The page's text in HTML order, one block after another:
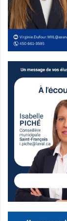
Un
Les
soutien
gestion des
Une mention
attribuée à une
Des
Les organismes
h 59
pour
Le dévoilement
tandis que le
lieu le 8 avril